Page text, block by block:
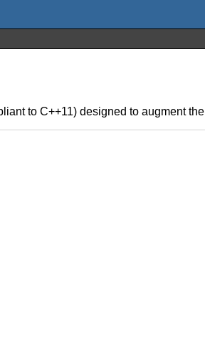
to C++11) designed to augment